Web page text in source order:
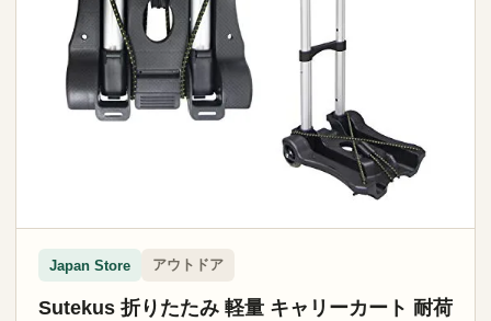
Japan Store アウトドア
Sutekus 折りたたみ 軽量 キャリーカート 耐荷